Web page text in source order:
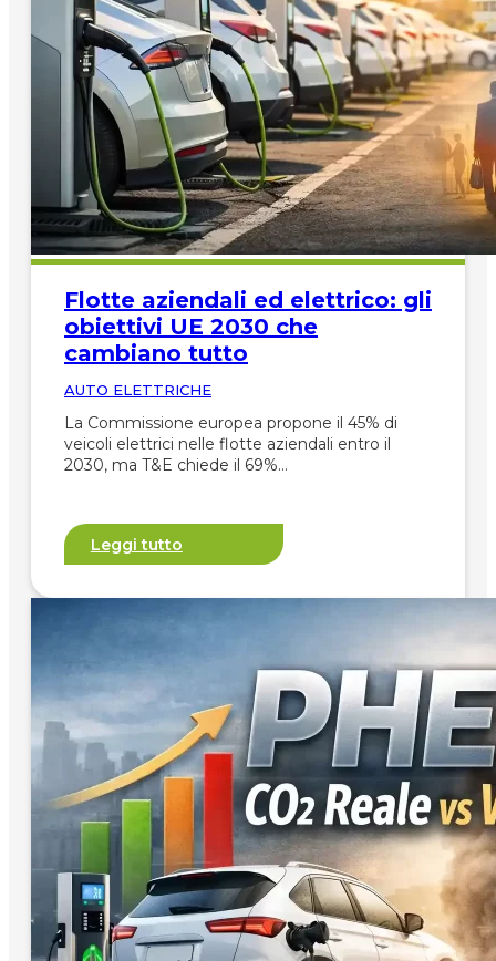
Flotte aziendali ed elettrico: gli
obiettivi UE 2030 che
cambiano tutto
AUTO ELETTRICHE
La Commissione europea propone il 45% di
veicoli elettrici nelle flotte aziendali entro il
2030, ma T&E chiede il 69%…
Leggi tutto